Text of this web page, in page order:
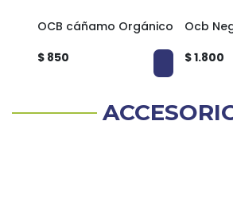
OCB cáñamo Orgánico
$ 850
Ocb
$ 1.800